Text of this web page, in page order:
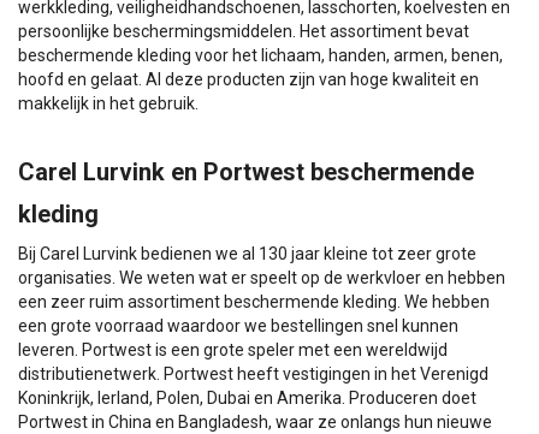
werkkleding, veiligheidhandschoenen, lasschorten, koelvesten en
persoonlijke beschermingsmiddelen. Het assortiment bevat
beschermende kleding voor het lichaam, handen, armen, benen,
hoofd en gelaat. Al deze producten zijn van hoge kwaliteit en
makkelijk in het gebruik.
Carel Lurvink en Portwest beschermende
kleding
Bij Carel Lurvink bedienen we al 130 jaar kleine tot zeer grote
organisaties. We weten wat er speelt op de werkvloer en hebben
een zeer ruim assortiment beschermende kleding. We hebben
een grote voorraad waardoor we bestellingen snel kunnen
leveren. Portwest is een grote speler met een wereldwijd
distributienetwerk. Portwest heeft vestigingen in het Verenigd
Koninkrijk, Ierland, Polen, Dubai en Amerika. Produceren doet
Portwest in China en Bangladesh, waar ze onlangs hun nieuwe